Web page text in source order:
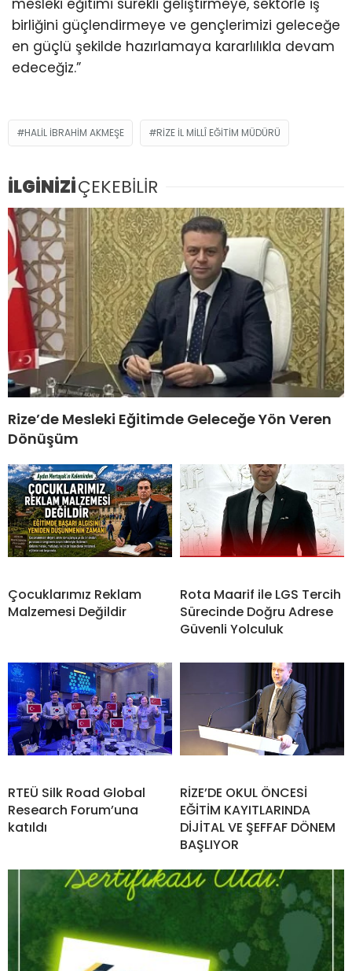
mesleki eğitimi sürekli geliştirmeye, sektörle iş
birliğini güçlendirmeye ve gençlerimizi geleceğe
en güçlü şekilde hazırlamaya kararlılıkla devam
edeceğiz.”
HALIL İBRAHIM AKMEŞE RIZE İL MILLÎ EĞITIM MÜDÜRÜ
İLGİNİZİÇEKEBİLİR
Rize’de Mesleki Eğitimde Geleceğe Yön Veren
Dönüşüm
Çocuklarımız Reklam
Malzemesi Değildir
Rota Maarif ile LGS Tercih
Sürecinde Doğru Adrese
Güvenli Yolculuk
RTEÜ Silk Road Global
Research Forum’una
katıldı
RİZE’DE OKUL ÖNCESİ
EĞİTİM KAYITLARINDA
DİJİTAL VE ŞEFFAF DÖNEM
BAŞLIYOR